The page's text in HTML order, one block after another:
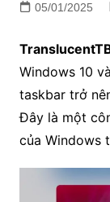
05/01/2025
Windows 10
taskbar trở
Đây là một
của Windows